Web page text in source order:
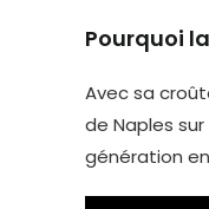
Pourquoi
Avec sa
de Naples
génération